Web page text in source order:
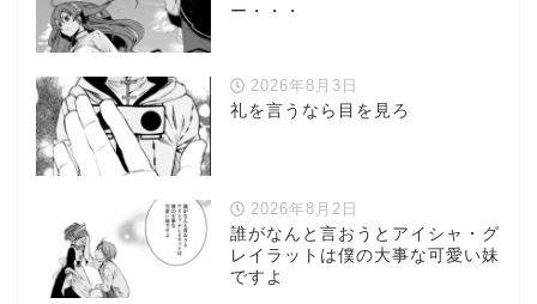
ー・・・
2026年8月3日
礼を言うなら目を見ろ
2026年8月2日
誰がなんと言おうとアイシャ・グ
レイラットは僕の大事な可愛い妹
ですよ